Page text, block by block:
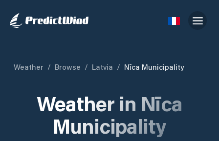
Weather / Browse / Latvia / Nīca Municipality
Weather in Nīca
Municipality